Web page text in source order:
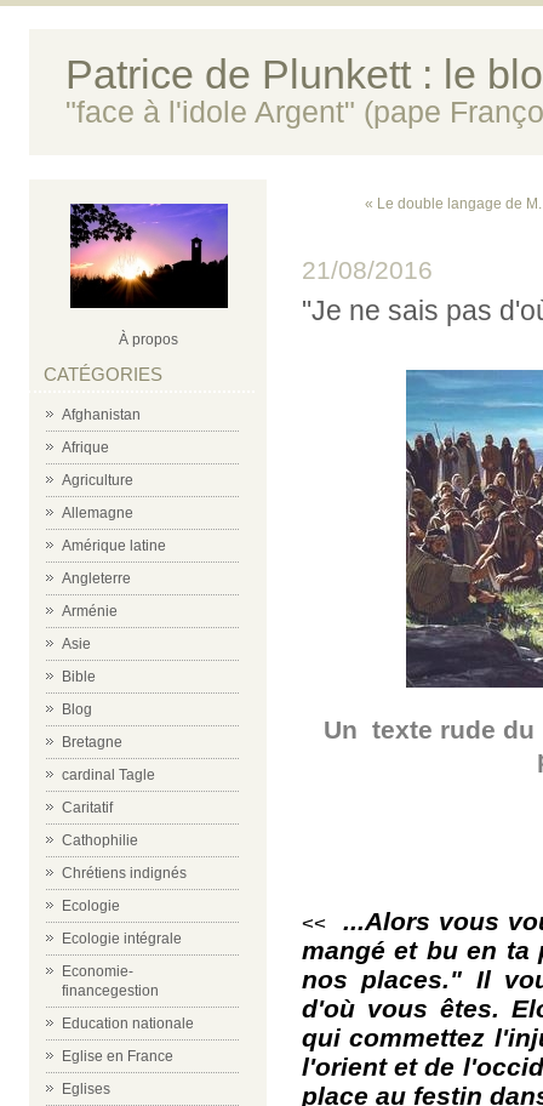
Patrice de Plunkett : le
"face à l'idole Argent" (pape
À propos
CATÉGORIES
Afghanistan
Afrique
Agriculture
Allemagne
Amérique latine
Angleterre
Arménie
Asie
Bible
Blog
Bretagne
cardinal Tagle
Caritatif
Cathophilie
Chrétiens indignés
Ecologie
Ecologie intégrale
Economie-
financegestion
Education nationale
Eglise en France
Eglises
« Le double langage de
21/08/2016
"Je ne sais pas
Un texte rude du
<<
...Alors vous
mangé et bu en ta
nos places." Il
d'où vous êtes.
qui commettez
l'orient et de
place au festin